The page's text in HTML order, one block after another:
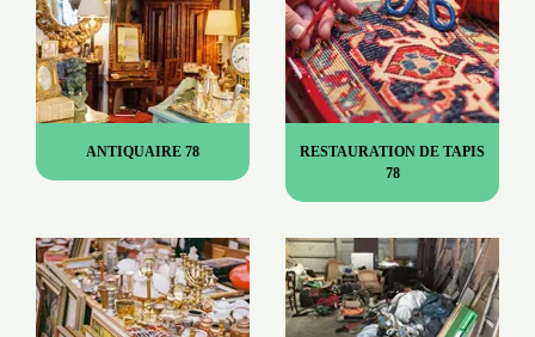
ANTIQUAIRE 78
RESTAURATION DE TAPIS
78